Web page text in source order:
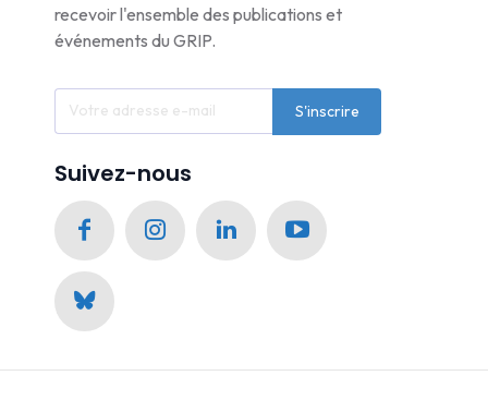
recevoir l'ensemble des publications et
événements du GRIP.
S'inscrire
Suivez-nous